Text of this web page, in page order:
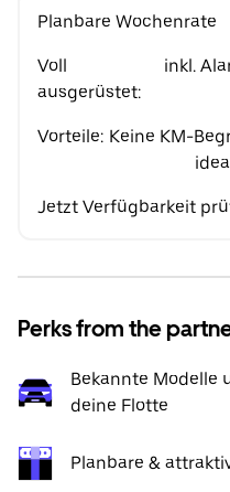
Planbare Wochenrate
Voll
ausgerüstet:
inkl.
Vorteile: Keine KM-
Jetzt Verfügbarkeit
Perks from the
Bekannte Modelle
deine Flotte
Planbare &